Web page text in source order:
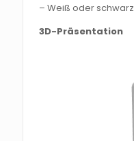
– Weiß oder schwarz
3D-Präsentation